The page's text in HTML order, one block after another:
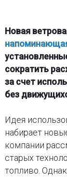
Новая
сократить
за счет
без
Идея
набирает
компании
старых
топливо.